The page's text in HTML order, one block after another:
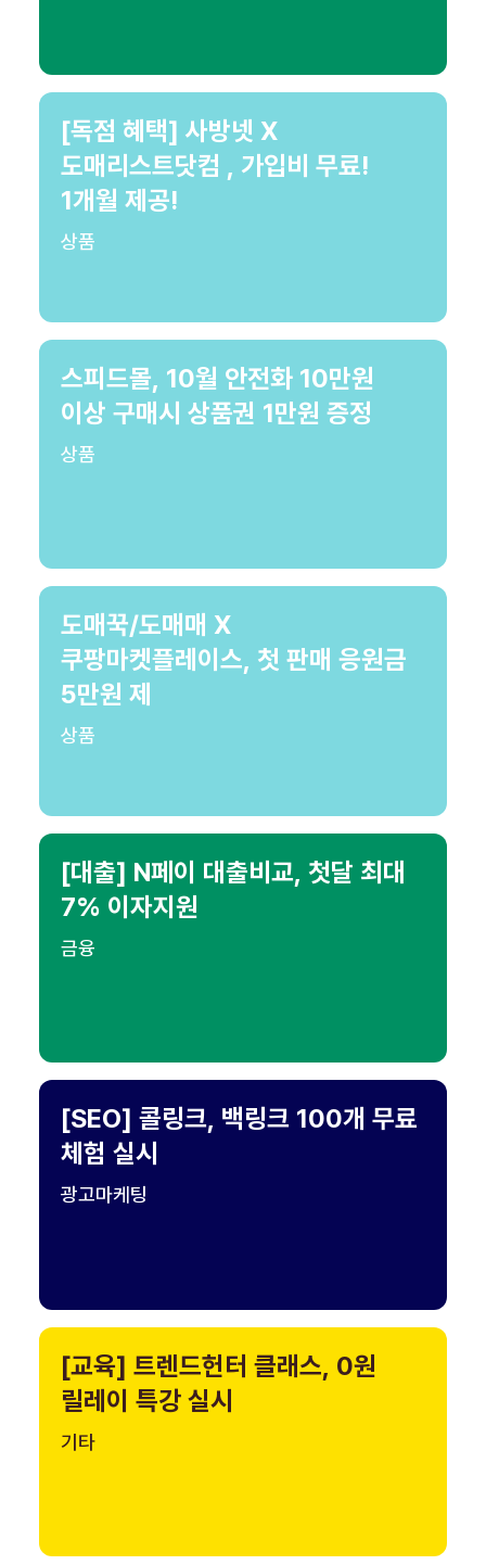
[독점 혜택] 사방넷 X
도매리스트닷컴 , 가입비 무료!
1개월 제공!
상품
스피드몰, 10월 안전화 10만원
이상 구매시 상품권 1만원 증정
상품
도매꾹/도매매 X
쿠팡마켓플레이스, 첫 판매 응원금
5만원 제
상품
[대출] N페이 대출비교, 첫달 최대
7% 이자지원
금융
[SEO] 콜링크, 백링크 100개 무료
체험 실시
광고마케팅
[교육] 트렌드헌터 클래스, 0원
릴레이 특강 실시
기타